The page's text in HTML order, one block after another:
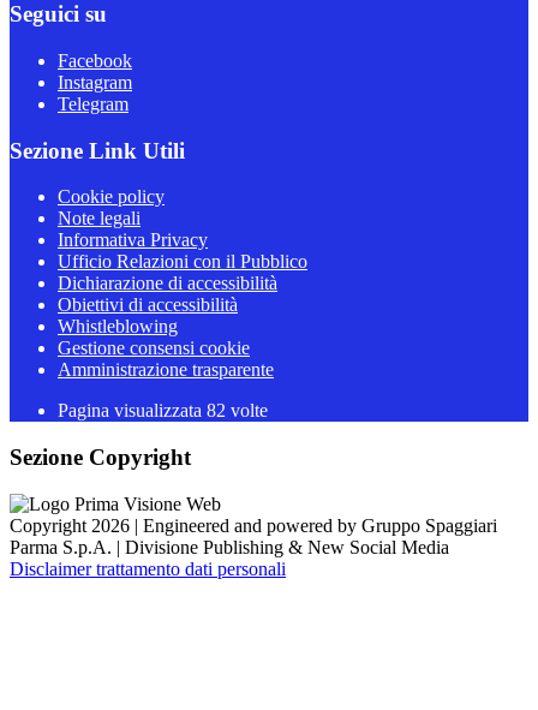
Seguici su
Facebook
Instagram
Telegram
Sezione Link Utili
Cookie policy
Note legali
Informativa Privacy
Ufficio Relazioni con il Pubblico
Dichiarazione di accessibilità
Obiettivi di accessibilità
Whistleblowing
Gestione consensi cookie
Amministrazione trasparente
Pagina visualizzata 82 volte
Sezione Copyright
Copyright 2026 | Engineered and powered by Gruppo Spaggiari
Parma S.p.A. | Divisione Publishing & New Social Media
Disclaimer trattamento dati personali